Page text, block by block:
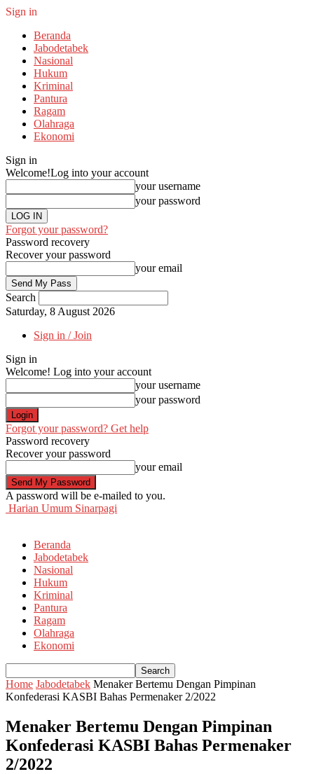
Sign in
Beranda
Jabodetabek
Nasional
Hukum
Kriminal
Pantura
Ragam
Olahraga
Ekonomi
Sign in
Welcome!Log into your account
your username
your password
Forgot your password?
Password recovery
Recover your password
your email
Search
Saturday, 8 August 2026
Sign in / Join
Sign in
Welcome! Log into your account
your username
your password
Forgot your password? Get help
Password recovery
Recover your password
your email
A password will be e-mailed to you.
Harian Umum Sinarpagi
Beranda
Jabodetabek
Nasional
Hukum
Kriminal
Pantura
Ragam
Olahraga
Ekonomi
Home Jabodetabek Menaker Bertemu Dengan Pimpinan
Konfederasi KASBI Bahas Permenaker 2/2022
Menaker Bertemu Dengan Pimpinan
Konfederasi KASBI Bahas Permenaker
2/2022